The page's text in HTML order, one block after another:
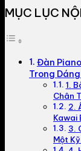
MỤC LỤC
Đàn
Trong
1.
Chân
2.
Kawai
3.
Một